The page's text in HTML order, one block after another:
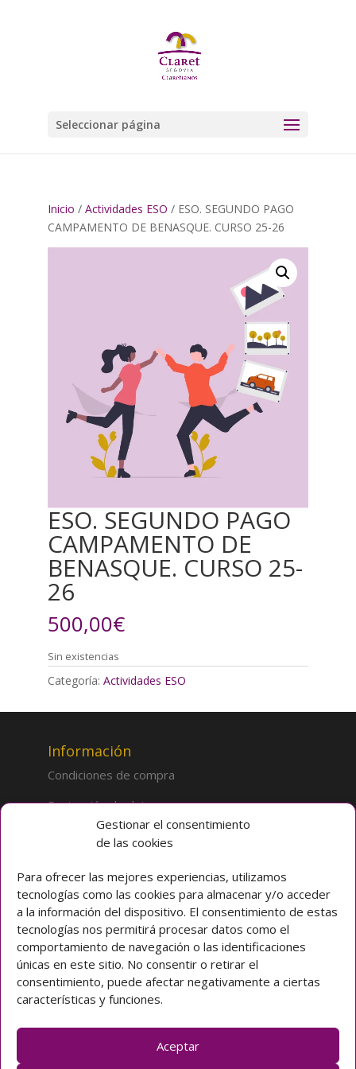
Gestionar el consentimiento
de las cookies
Para ofrecer las mejores experiencias, utilizamos
tecnologías como las cookies para almacenar y/o acceder
a la información del dispositivo. El consentimiento de estas
tecnologías nos permitirá procesar datos como el
comportamiento de navegación o las identificaciones
únicas en este sitio. No consentir o retirar el
consentimiento, puede afectar negativamente a ciertas
características y funciones.
Aceptar
Seleccionar página
Inicio / Actividades ESO / ESO. SEGUNDO PAGO
CAMPAMENTO DE BENASQUE. CURSO 25-26
ESO. SEGUNDO PAGO
CAMPAMENTO DE
BENASQUE. CURSO 25-
26
500,00€
Sin existencias
Categoría: Actividades ESO
Información
Condiciones de compra
Protección de datos
Sobre la tienda
Inicio
Mi cuenta
Preguntas frecuentes
Colegio CLARET
Avda. Padre Claret 3 40003 Segovia (ESPAÑA)
Teléfono: [+34] 921 42 03 00
Email: colegio@claretsegovia.es